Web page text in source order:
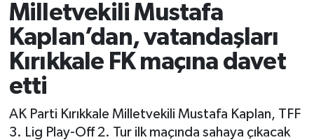
Milletvekili Mustafa
Kaplan’dan, vatandaşları
Kırıkkale FK maçına davet
etti
AK Parti Kırıkkale Milletvekili Mustafa Kaplan, TFF
3. Lig Play-Off 2. Tur ilk maçında sahaya çıkacak
Süper Lig Puan Durumu ve Fikstür
Tüm Manşetler
Son Dakika Haberleri
Haber Arşivi